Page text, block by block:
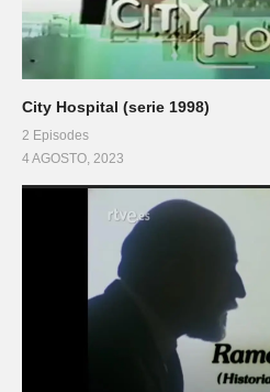
City Hospital (serie 1998)
2 Episodes
4 AGOSTO, 2023